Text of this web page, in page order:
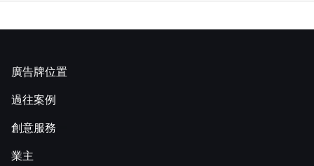
廣告牌位置
過往案例
創意服務
業主